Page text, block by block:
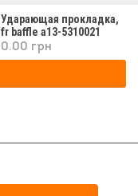
Ударающая прокладка,
fr baffle а13-5310021
0.00 грн